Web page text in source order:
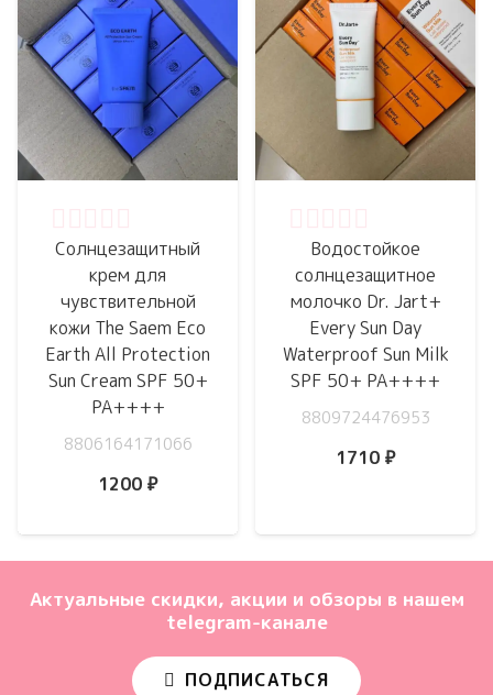
Солнцезащитный
крем для
чувствительной
кожи The Saem Eco
Earth All Protection
Sun Cream SPF 50+
PA++++
8806164171066
1200 ₽
Водостойкое
солнцезащитное
молочко Dr. Jart+
Every Sun Day
Waterproof Sun Milk
SPF 50+ PA++++
8809724476953
1710 ₽
Актуальные скидки, акции и обзоры в нашем
telegram-канале
ПОДПИСАТЬСЯ